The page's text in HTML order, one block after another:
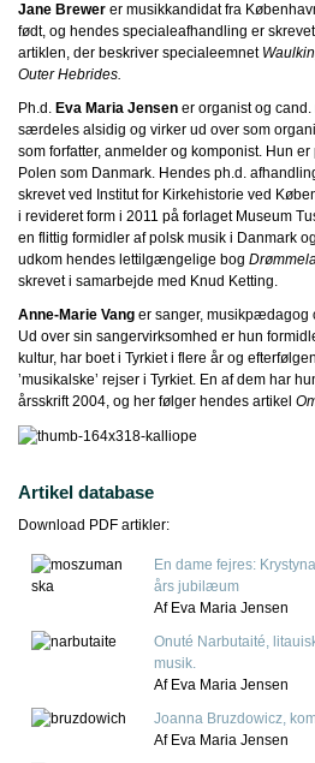
Jane Brewer er musikkandidat fra
født, og hendes specialeafhandling er
artiklen, der beskriver specialeemnet
Outer Hebrides.
Ph.d. Eva Maria Jensen er organist og
særdeles alsidig og virker ud over som
som forfatter, anmelder og komponist. Hun
Polen som Danmark. Hendes ph.d.
skrevet ved Institut for Kirkehistorie ved
i revideret form i 2011 på forlaget Museum
en flittig formidler af polsk musik i Danmark
udkom hendes lettilgængelige bog
skrevet i samarbejde med Knud Ketting.
Anne-Marie Vang er sanger, musikpædagog
Ud over sin sangervirksomhed er hun
kultur, har boet i Tyrkiet i flere år og
’musikalske’ rejser i Tyrkiet. En af dem har
årsskrift 2004, og her følger hendes artikel
Artikel database
Download PDF artikler:
En dame fejres:
års jubilæum
Af Eva Maria Jensen
Onuté Narbutaité,
musik.
Af Eva Maria Jensen
Joanna Bruzdowicz,
Af Eva Maria Jensen